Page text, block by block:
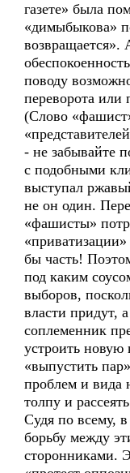
газете» была
«димыбыкова»
возвращается».
поводу
переворота или
(Слово
- не забывайте
с подобными
выступал
не он один.
«фашисты»
бы часть!
под каким
выборов,
власти придут,
соплеменник
устроить новую
«выпустить
проблем и вида
толпу и
Судя по всему,
борьбу между
сторонниками.